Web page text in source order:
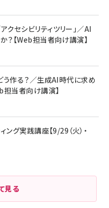
クセシビリティツリー」／AI
？【Web担当者向け講演】
作る？／生成AI時代に求め
当者向け講演】
グ実践講座【9/29（火）・
見る